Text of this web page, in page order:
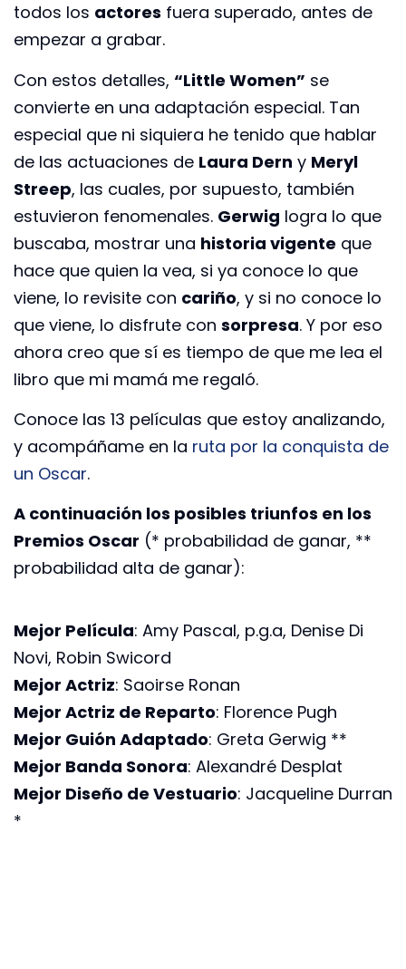
todos los actores fuera superado, antes de
empezar a grabar.
Con estos detalles, “Little Women” se
convierte en una adaptación especial. Tan
especial que ni siquiera he tenido que hablar
de las actuaciones de Laura Dern y Meryl
Streep, las cuales, por supuesto, también
estuvieron fenomenales. Gerwig logra lo que
buscaba, mostrar una historia vigente que
hace que quien la vea, si ya conoce lo que
viene, lo revisite con cariño, y si no conoce lo
que viene, lo disfrute con sorpresa. Y por eso
ahora creo que sí es tiempo de que me lea el
libro que mi mamá me regaló.
Conoce las 13 películas que estoy analizando,
y acompáñame en la ruta por la conquista de
un Oscar.
A continuación los posibles triunfos en los
Premios Oscar (* probabilidad de ganar, **
probabilidad alta de ganar):
Mejor Película: Amy Pascal, p.g.a, Denise Di
Novi, Robin Swicord
Mejor Actriz: Saoirse Ronan
Mejor Actriz de Reparto: Florence Pugh
Mejor Guión Adaptado: Greta Gerwig **
Mejor Banda Sonora: Alexandré Desplat
Mejor Diseño de Vestuario: Jacqueline Durran
*